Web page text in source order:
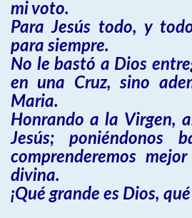
mi voto.
Para Jesús todo, y
para siempre.
No le bastó a Dios
en una Cruz, sino
Maria.
Honrando a la Virgen,
Jesús; poniéndonos
comprenderemos
divina.
¡Qué grande es Dios,